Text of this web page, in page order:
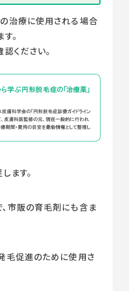
治療に使用される場合
。
認ください。
ます。
市販の育毛剤にも含ま
毛促進のために使用さ